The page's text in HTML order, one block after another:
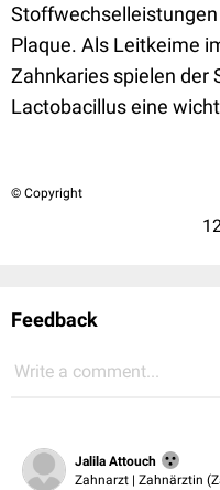
Plaque. Als Leitkeime
Zahnkaries spielen der
Lactobacillus eine
© Copyright
Feedback
Write a comment...
Jalila Attouch
Zahnarzt | Zahnärztin